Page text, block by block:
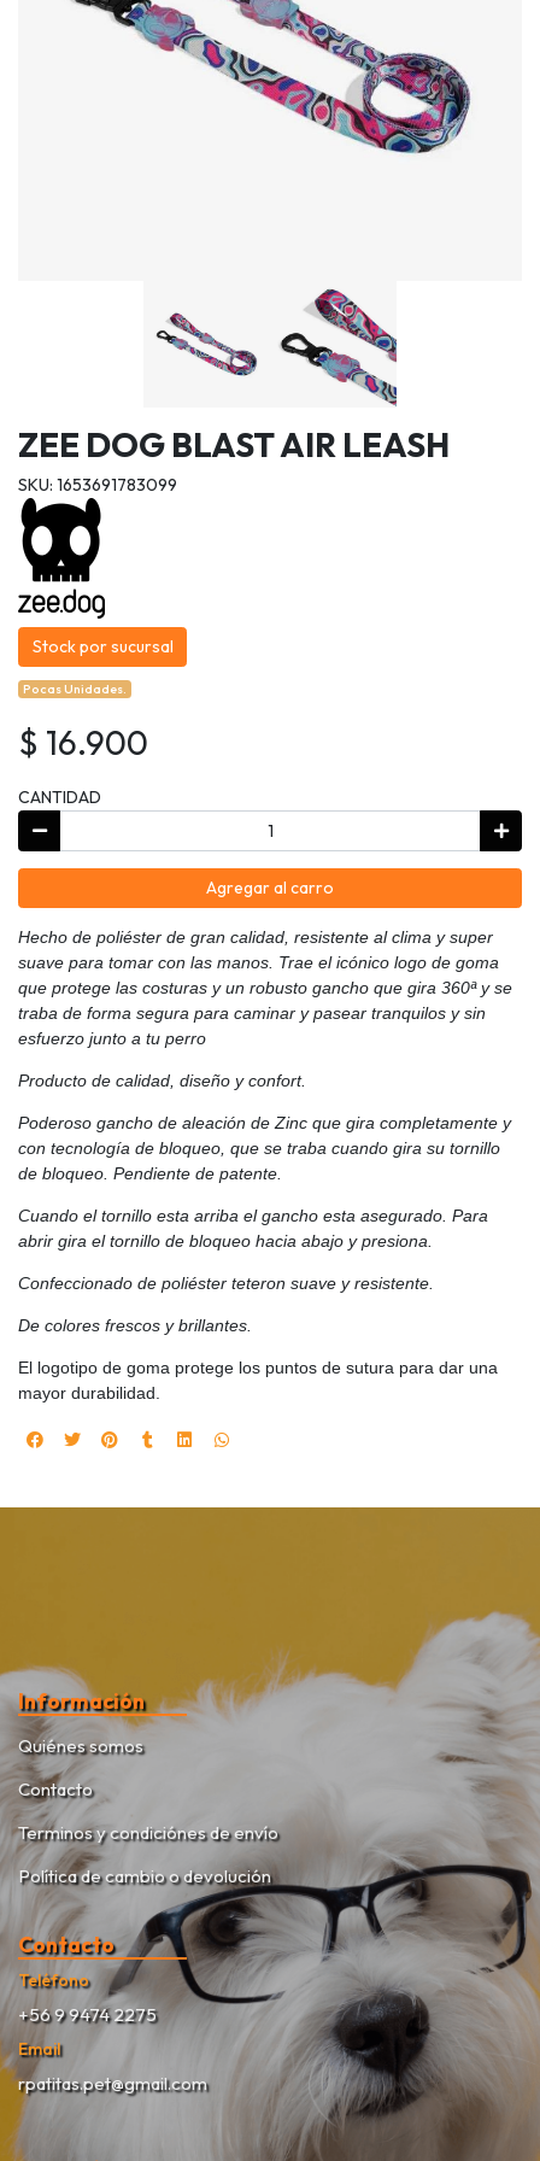
ZEE DOG BLAST AIR LEASH
SKU: 1653691783099
Stock por sucursal
Pocas Unidades.
$ 16.900
CANTIDAD
Agregar al carro
Hecho de poliéster de gran calidad, resistente al clima y super
suave para tomar con las manos. Trae el icónico logo de goma
que protege las costuras y un robusto gancho que gira 360ª y se
traba de forma segura para caminar y pasear tranquilos y sin
esfuerzo junto a tu perro
Producto de calidad, diseño y confort.
Poderoso gancho de aleación de Zinc que gira completamente y
con tecnología de bloqueo, que se traba cuando gira su tornillo
de bloqueo. Pendiente de patente.
Cuando el tornillo esta arriba el gancho esta asegurado. Para
abrir gira el tornillo de bloqueo hacia abajo y presiona.
Confeccionado de poliéster teteron suave y resistente.
De colores frescos y brillantes.
El logotipo de goma protege los puntos de sutura para dar una
mayor durabilidad.
Información
Quiénes somos
Contacto
Terminos y condiciónes de envío
Política de cambio o devolución
Contacto
Teléfono
+56 9 9474 2275
Email
rpatitas.pet@gmail.com